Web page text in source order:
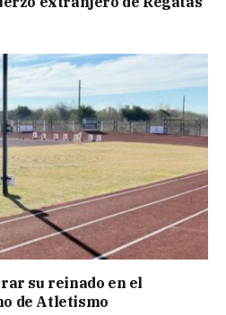
su reinado en el
de Atletismo